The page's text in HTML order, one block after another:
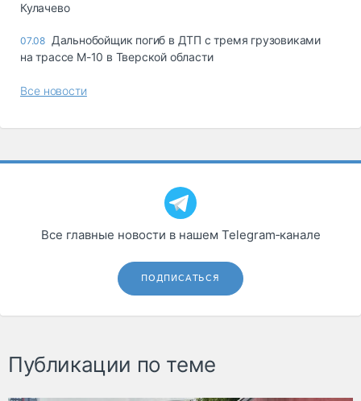
Кулачево
07.08 Дальнобойщик погиб в ДТП с тремя грузовиками
на трассе М-10 в Тверской области
Все новости
Все главные новости в нашем Telegram‑канале
ПОДПИСАТЬСЯ
Публикации по теме